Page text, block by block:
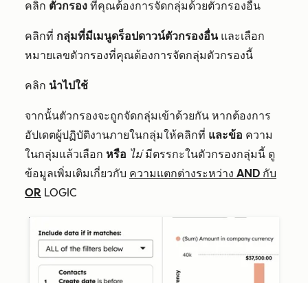
คลิก ตัวกรอง ที่คุณต้องการจัดกลุ่มด้วยตัวกรองอื่น
คลิกที่ กลุ่มที่มีเมนูดร็อปดาวน์ตัวกรองอื่นและเลือก
หมายเลขตัวกรองที่คุณต้องการจัดกลุ่มตัวกรองนี้
คลิก นำไปใช้
จากนั้นตัวกรองจะถูกจัดกลุ่มเข้าด้วยกัน หากต้องการ
อัปเดตผู้ปฏิบัติงานภายในกลุ่มให้คลิกที่ และข้อ ความ
ในกลุ่มแล้วเลือก หรือ ไม่มีตรรกะในตัวกรองกลุ่มนี้ ดู
ข้อมูลเพิ่มเติมเกี่ยวกับ ความแตกต่างระหว่าง AND กับ
OR LOGIC